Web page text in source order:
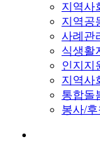
지역사
지역공
사례관
식생활
인지지
지역사
통합돌
봉사/후